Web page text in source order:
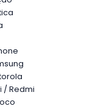
/ Redmi